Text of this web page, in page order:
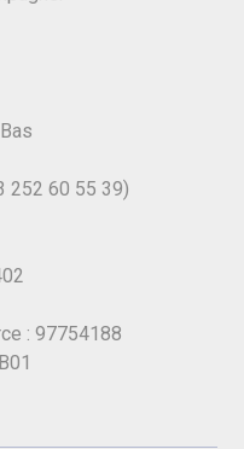
252 60 55 39)
: 97754188